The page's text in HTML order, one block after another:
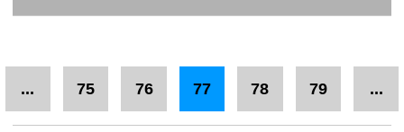
下越 三条市 新潟市中央区
... 75 76 77 78 79 ...